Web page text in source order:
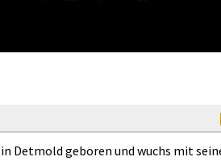
Detmold geboren und wuchs mit